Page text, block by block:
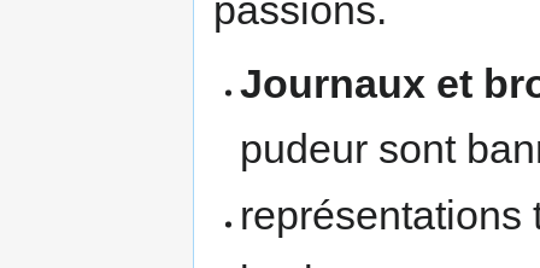
passions.
Journaux et
pudeur sont
représentations